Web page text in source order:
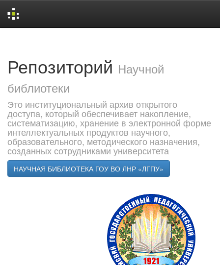
Репозиторий Научной
библиотеки
Это институциональный архив открытого
доступа, который обеспечивает накопление,
систематизацию, хранение в электронной форме
интеллектуальных продуктов научного,
образовательного, методического назначения,
созданных сотрудниками университета
НАУЧНАЯ БИБЛИОТЕКА ГОУ ВО ЛНР «ЛГПУ»